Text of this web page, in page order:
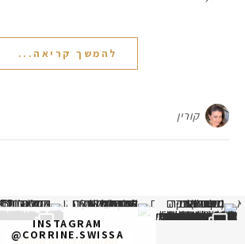
להמשך קריאה...
קורין
INSTAGRAM
@CORRINE.SWISSA
תמונה כבר חודשיים
איזו אהבתם יותר? הראשונה או
Follow on Instagram